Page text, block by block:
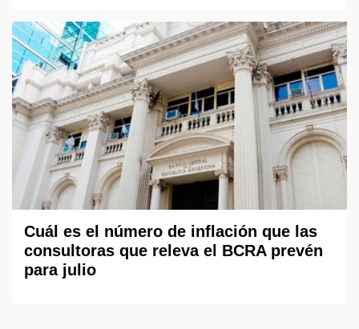
Cuál es el número de inflación que las
consultoras que releva el BCRA prevén
para julio